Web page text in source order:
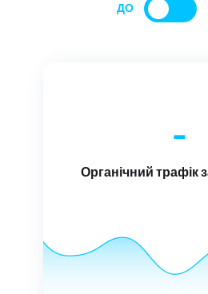
ДО
-
Органічний трафік